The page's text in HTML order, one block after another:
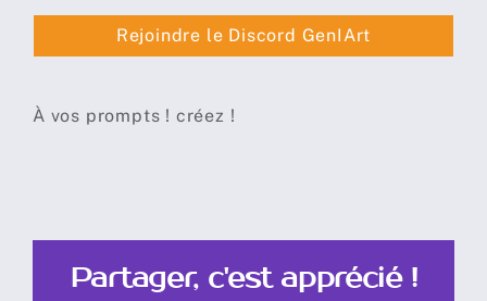
Rejoindre le Discord GenIArt
À vos prompts ! créez !
Partager, c'est apprécié !